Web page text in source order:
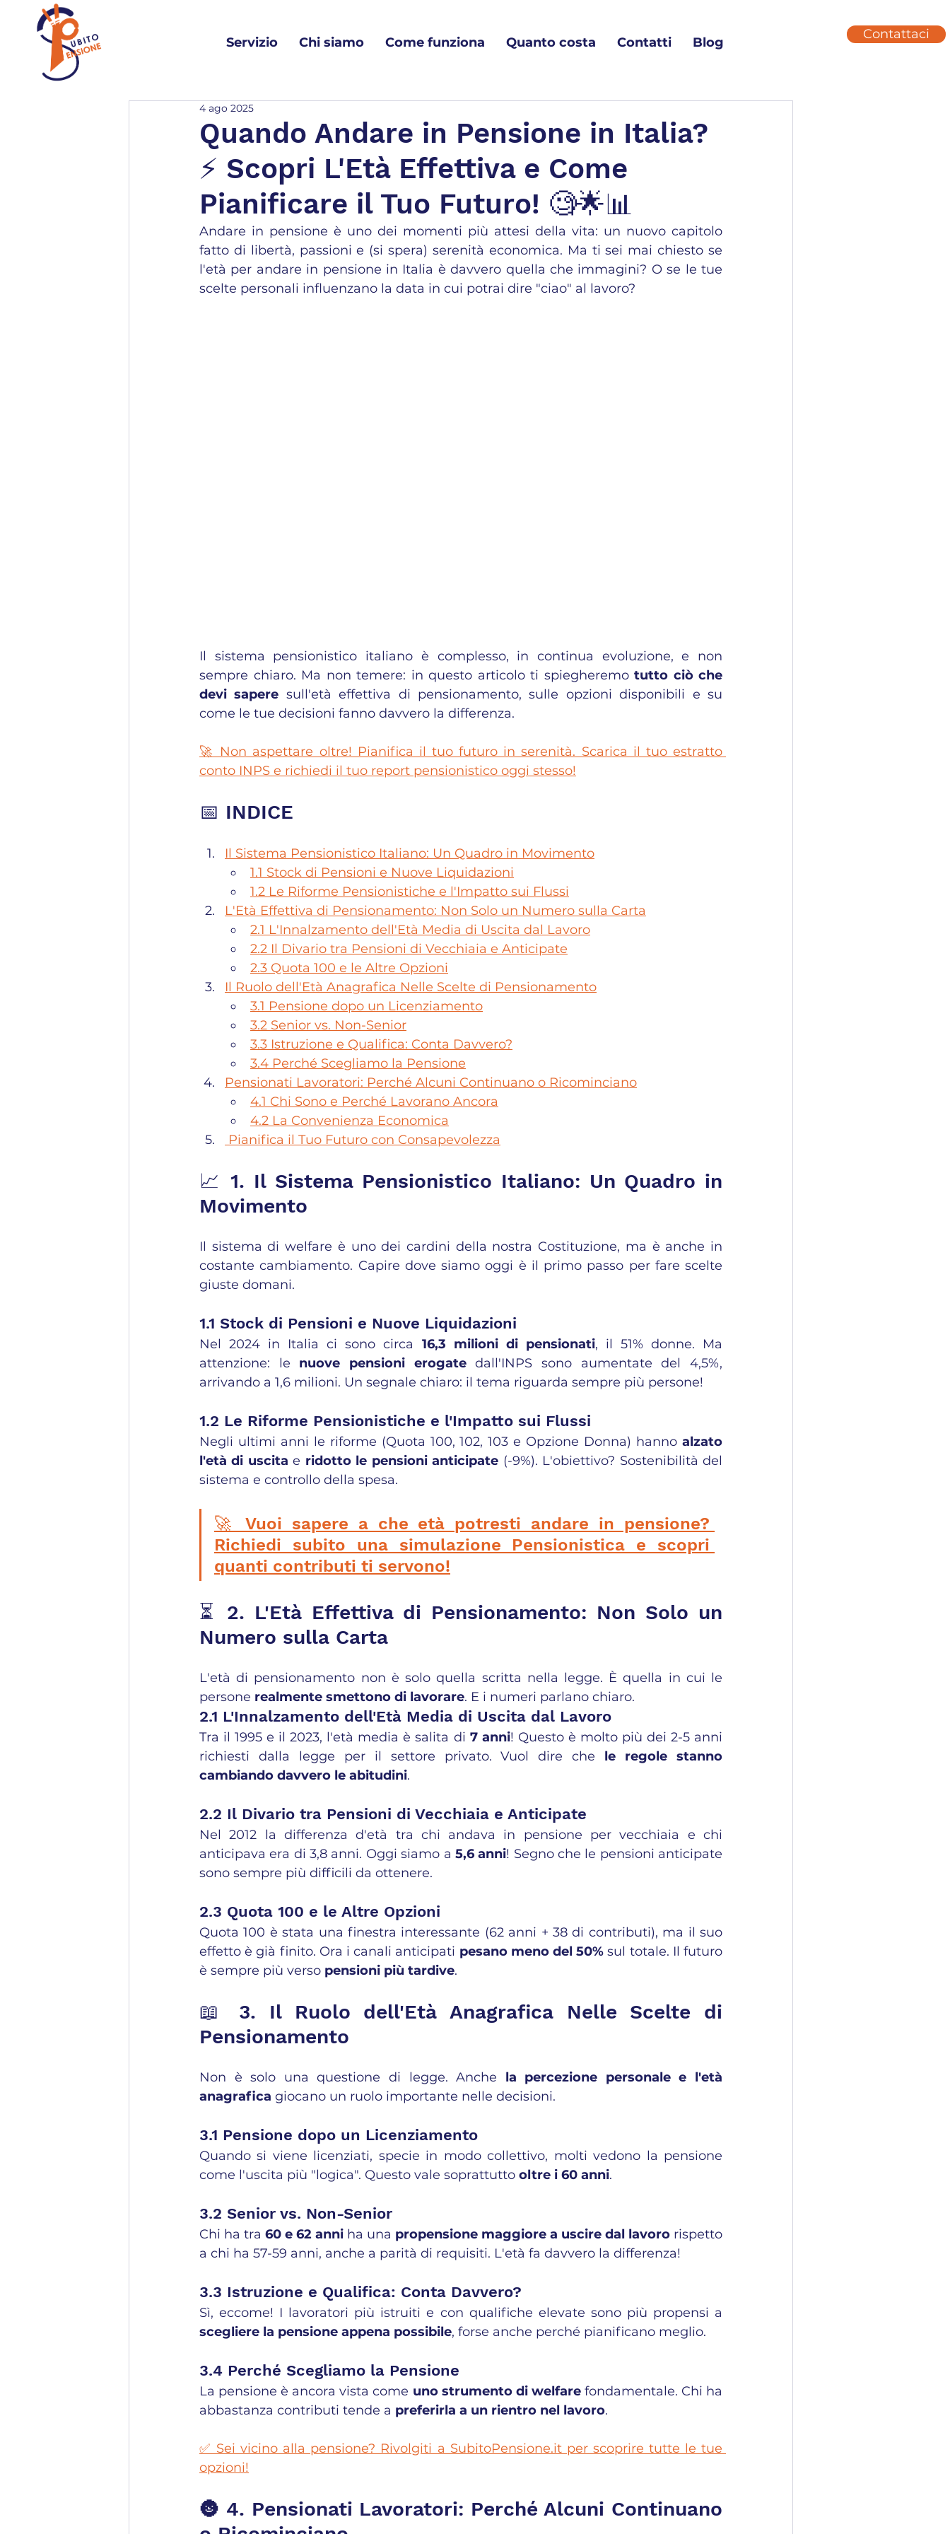
Servizio Chi siamo Come funziona Quanto costa Contatti Blog
Contattaci
Quando Andare in Pensione in Italia?
⚡️ Scopri L'Età Effettiva e Come
Pianificare il Tuo Futuro! 🧐🌟📊
4 ago 2025
Andare in pensione è uno dei momenti più attesi della vita: un nuovo capitolo
fatto di libertà, passioni e (si spera) serenità economica. Ma ti sei mai chiesto se
l'età per andare in pensione in Italia è davvero quella che immagini? O se le tue
scelte personali influenzano la data in cui potrai dire "ciao" al lavoro?
Il sistema pensionistico italiano è complesso, in continua evoluzione, e non
sempre chiaro. Ma non temere: in questo articolo ti spiegheremo tutto ciò che
devi sapere sull'età effettiva di pensionamento, sulle opzioni disponibili e su
come le tue decisioni fanno davvero la differenza.
🚀 Non aspettare oltre! Pianifica il tuo futuro in serenità. Scarica il tuo estratto
conto INPS e richiedi il tuo report pensionistico oggi stesso!
📅 INDICE
Il Sistema Pensionistico Italiano: Un Quadro in Movimento
1.1 Stock di Pensioni e Nuove Liquidazioni
1.2 Le Riforme Pensionistiche e l'Impatto sui Flussi
L'Età Effettiva di Pensionamento: Non Solo un Numero sulla Carta
2.1 L'Innalzamento dell'Età Media di Uscita dal Lavoro
2.2 Il Divario tra Pensioni di Vecchiaia e Anticipate
2.3 Quota 100 e le Altre Opzioni
Il Ruolo dell'Età Anagrafica Nelle Scelte di Pensionamento
3.1 Pensione dopo un Licenziamento
3.2 Senior vs. Non-Senior
3.3 Istruzione e Qualifica: Conta Davvero?
3.4 Perché Scegliamo la Pensione
Pensionati Lavoratori: Perché Alcuni Continuano o Ricominciano
4.1 Chi Sono e Perché Lavorano Ancora
4.2 La Convenienza Economica
Pianifica il Tuo Futuro con Consapevolezza
📈 1. Il Sistema Pensionistico Italiano: Un Quadro in
Movimento
Il sistema di welfare è uno dei cardini della nostra Costituzione, ma è anche in
costante cambiamento. Capire dove siamo oggi è il primo passo per fare scelte
giuste domani.
1.1 Stock di Pensioni e Nuove Liquidazioni
Nel 2024 in Italia ci sono circa 16,3 milioni di pensionati, il 51% donne. Ma
attenzione: le nuove pensioni erogate dall'INPS sono aumentate del 4,5%,
arrivando a 1,6 milioni. Un segnale chiaro: il tema riguarda sempre più persone!
1.2 Le Riforme Pensionistiche e l'Impatto sui Flussi
Negli ultimi anni le riforme (Quota 100, 102, 103 e Opzione Donna) hanno alzato
l'età di uscita e ridotto le pensioni anticipate (-9%). L'obiettivo? Sostenibilità del
sistema e controllo della spesa.
🚀 Vuoi sapere a che età potresti andare in pensione?
Richiedi subito una simulazione Pensionistica e scopri
quanti contributi ti servono!
⏳ 2. L'Età Effettiva di Pensionamento: Non Solo un
Numero sulla Carta
L'età di pensionamento non è solo quella scritta nella legge. È quella in cui le
persone realmente smettono di lavorare. E i numeri parlano chiaro.
2.1 L'Innalzamento dell'Età Media di Uscita dal Lavoro
Tra il 1995 e il 2023, l'età media è salita di 7 anni! Questo è molto più dei 2-5 anni
richiesti dalla legge per il settore privato. Vuol dire che le regole stanno
cambiando davvero le abitudini.
2.2 Il Divario tra Pensioni di Vecchiaia e Anticipate
Nel 2012 la differenza d'età tra chi andava in pensione per vecchiaia e chi
anticipava era di 3,8 anni. Oggi siamo a 5,6 anni! Segno che le pensioni anticipate
sono sempre più difficili da ottenere.
2.3 Quota 100 e le Altre Opzioni
Quota 100 è stata una finestra interessante (62 anni + 38 di contributi), ma il suo
effetto è già finito. Ora i canali anticipati pesano meno del 50% sul totale. Il futuro
è sempre più verso pensioni più tardive.
📖 3. Il Ruolo dell'Età Anagrafica Nelle Scelte di
Pensionamento
Non è solo una questione di legge. Anche la percezione personale e l'età
anagrafica giocano un ruolo importante nelle decisioni.
3.1 Pensione dopo un Licenziamento
Quando si viene licenziati, specie in modo collettivo, molti vedono la pensione
come l'uscita più "logica". Questo vale soprattutto oltre i 60 anni.
3.2 Senior vs. Non-Senior
Chi ha tra 60 e 62 anni ha una propensione maggiore a uscire dal lavoro rispetto
a chi ha 57-59 anni, anche a parità di requisiti. L'età fa davvero la differenza!
3.3 Istruzione e Qualifica: Conta Davvero?
scegliere la pensione appena possibile, forse anche perché pianificano meglio.
3.4 Perché Scegliamo la Pensione
La pensione è ancora vista come uno strumento di welfare fondamentale. Chi ha
abbastanza contributi tende a preferirla a un rientro nel lavoro.
✅ Sei vicino alla pensione? Rivolgiti a SubitoPensione.it per scoprire tutte le tue
opzioni!
🌚 4. Pensionati Lavoratori: Perché Alcuni Continuano